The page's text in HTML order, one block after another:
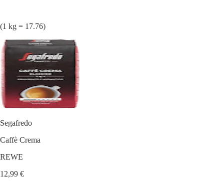
(1 kg = 17.76)
Segafredo
Caffè Crema
REWE
12,99 €